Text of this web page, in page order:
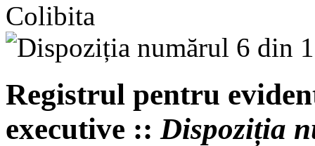
Colibita
Registrul pentru
executive :: Dispoziția